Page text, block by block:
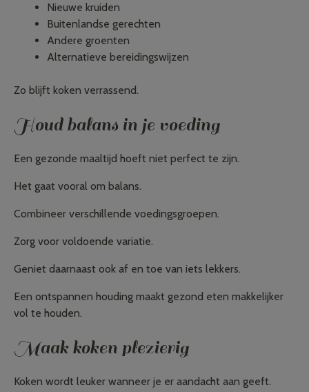
Nieuwe kruiden
Buitenlandse gerechten
Andere groenten
Alternatieve bereidingswijzen
Zo blijft koken verrassend.
Houd balans in je voeding
Een gezonde maaltijd hoeft niet perfect te zijn.
Het gaat vooral om balans.
Combineer verschillende voedingsgroepen.
Zorg voor voldoende variatie.
Geniet daarnaast ook af en toe van iets lekkers.
Een ontspannen houding maakt gezond eten makkelijker
vol te houden.
Maak koken plezierig
Koken wordt leuker wanneer je er aandacht aan geeft.